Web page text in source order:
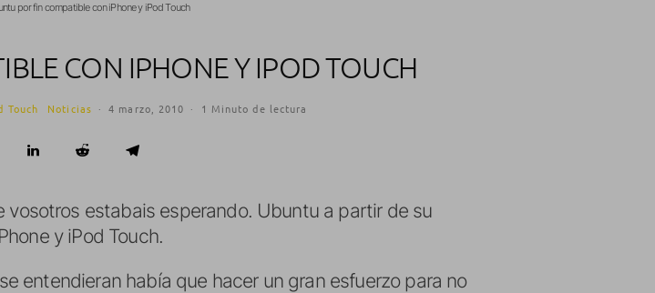
por fin compatible con iPhone y iPod Touch
CON IPHONE Y IPOD TOUCH
Touch Noticias · 4 marzo, 2010 · 1 Minuto de lectura
estabais esperando. Ubuntu a partir de su
y iPod Touch.
entendieran había que hacer un gran esfuerzo para no